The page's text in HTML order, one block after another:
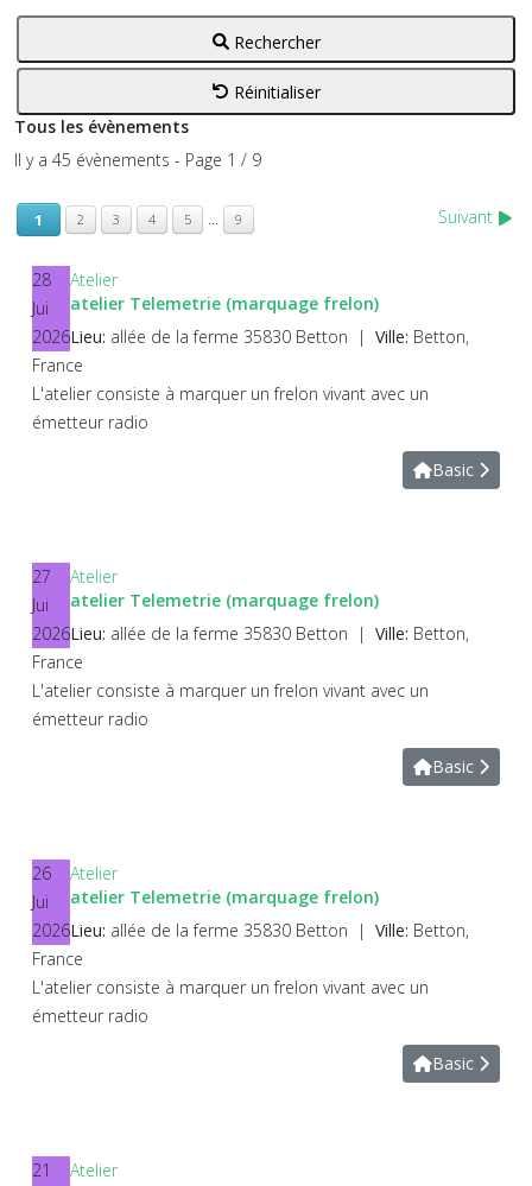
Rechercher
Réinitialiser
Tous les évènements
Il y a 45 évènements - Page 1 / 9
1 2 3 4 5 ... 9 Suivant
28
Jui
2026
Atelier
atelier Telemetrie (marquage frelon)
Lieu: allée de la ferme 35830 Betton | Ville: Betton,
France
L'atelier consiste à marquer un frelon vivant avec un
émetteur radio
Basic
27
Jui
2026
Atelier
atelier Telemetrie (marquage frelon)
Lieu: allée de la ferme 35830 Betton | Ville: Betton,
France
L'atelier consiste à marquer un frelon vivant avec un
émetteur radio
Basic
26
Jui
2026
Atelier
atelier Telemetrie (marquage frelon)
Lieu: allée de la ferme 35830 Betton | Ville: Betton,
France
L'atelier consiste à marquer un frelon vivant avec un
émetteur radio
Basic
21
Atelier